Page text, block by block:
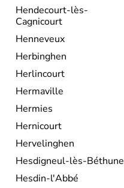
Hendecourt-lès-
Cagnicourt
Henneveux
Herbinghen
Herlincourt
Hermaville
Hermies
Hernicourt
Hervelinghen
Hesdigneul-lès-Béthune
Hesdin-l'Abbé